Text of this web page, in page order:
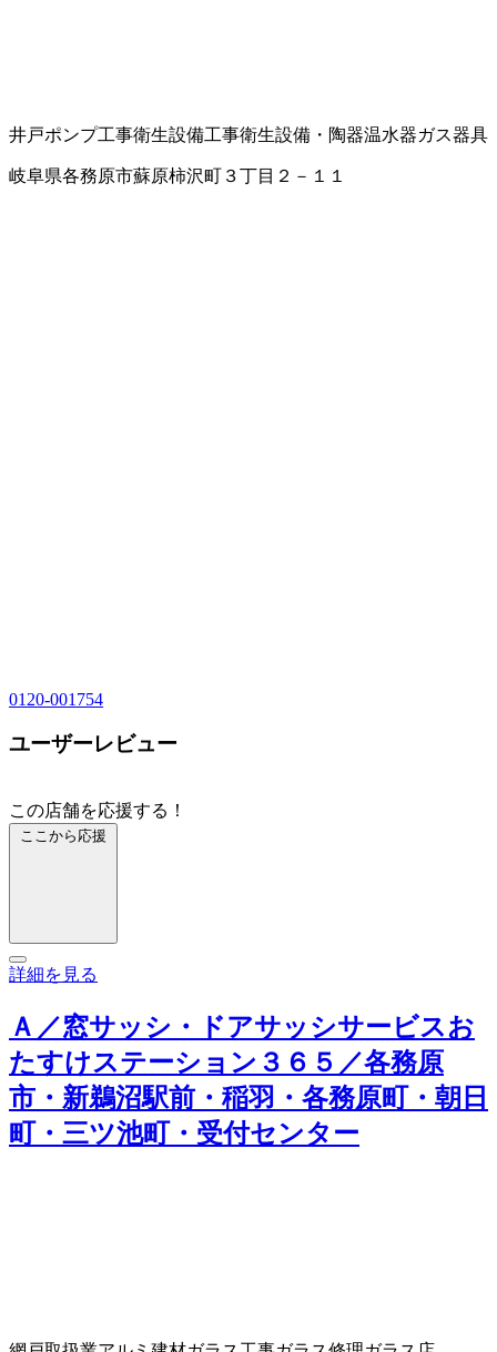
井戸ポンプ工事衛生設備工事衛生設備・陶器温水器ガス器具
岐阜県各務原市蘇原柿沢町３丁目２－１１
0120-001754
ユーザーレビュー
この店舗を応援する！
ここから応援
詳細を見る
Ａ／窓サッシ・ドアサッシサービスお
たすけステーション３６５／各務原
市・新鵜沼駅前・稲羽・各務原町・朝日
町・三ツ池町・受付センター